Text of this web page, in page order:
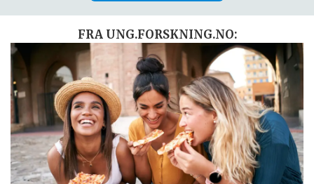
FRA UNG.FORSKNING.NO: